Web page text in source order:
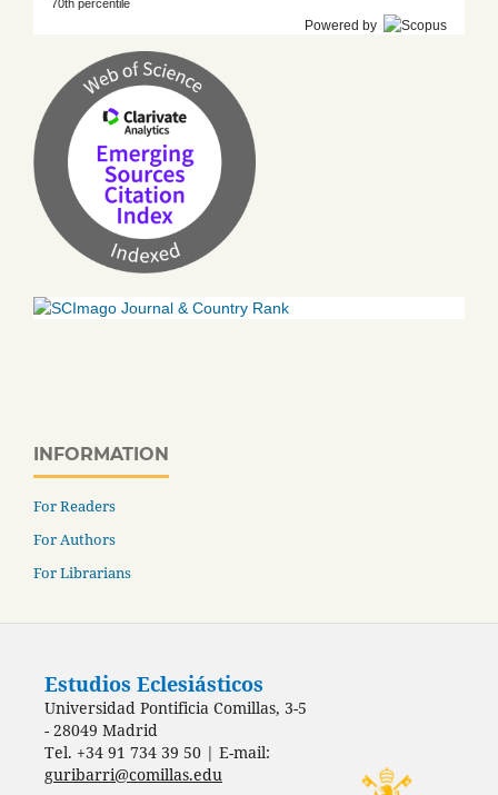
70th percentile
Powered by
INFORMATION
For Readers
For Authors
For Librarians
Estudios Eclesiásticos
Universidad Pontificia Comillas, 3-5
- 28049 Madrid
Tel. +34 91 734 39 50 | E-mail:
guribarri@comillas.edu